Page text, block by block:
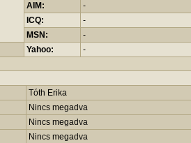
AIM:
-
ICQ:
-
MSN:
-
Yahoo:
-
Tóth Erika
Nincs megadva
Nincs megadva
Nincs megadva